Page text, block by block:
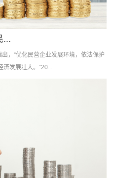
...
“优化民营企业发展环境，依法保护
济发展壮大。”20...